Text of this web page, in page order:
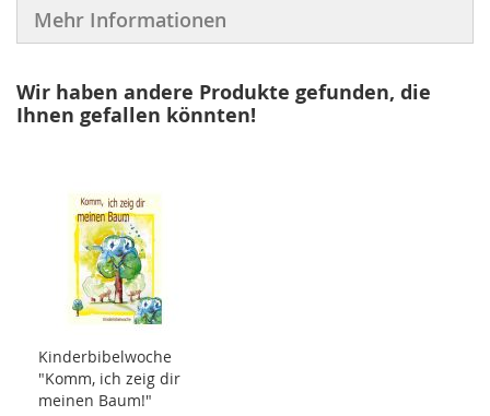
Mehr Informationen
Wir haben andere Produkte gefunden, die
Ihnen gefallen könnten!
Kinderbibelwoche
"Komm, ich zeig dir
meinen Baum!"